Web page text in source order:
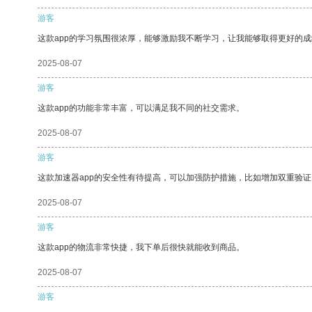
游客
这款app的学习氛围很浓厚，能够激励我不断学习，让我能够取得更好的
2025-08-07
游客
这款app的功能非常丰富，可以满足我不同的社交需求。
2025-08-07
游客
这款加速器app的安全性有待提高，可以加强防护措施，比如增加双重验
2025-08-07
游客
这款app的物流非常快捷，我下单后很快就能收到商品。
2025-08-07
游客